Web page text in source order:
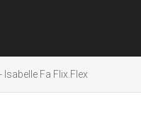
Isabelle Fa Flix.Flex